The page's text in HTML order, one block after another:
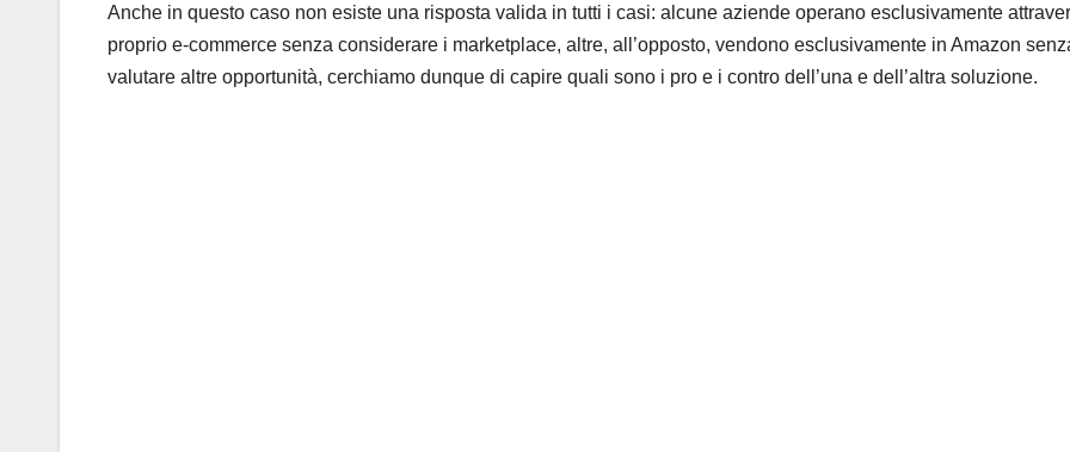
Anche in questo caso non esiste una risposta valida in tutti i casi: alcune aziende operano esclusivamente
proprio e-commerce senza considerare i marketplace, altre, all’opposto, vendono esclusivamente in Amazon
valutare altre opportunità, cerchiamo dunque di capire quali sono i pro e i contro dell’una e dell’altra soluzione.